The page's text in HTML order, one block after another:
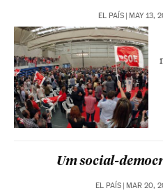
EL PAÍS | MAY 13,
Um social-
EL PAÍS | MAR 20,